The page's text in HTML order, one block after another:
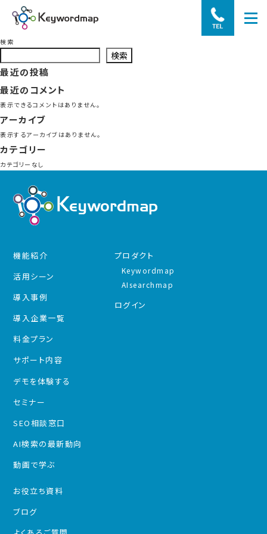
検索
検索
最近の投稿
最近のコメント
表示できるコメントはありません。
アーカイブ
表示するアーカイブはありません。
カテゴリー
カテゴリーなし
機能紹介
活用シーン
導入事例
導入企業一覧
料金プラン
サポート内容
デモを体験する
セミナー
SEO相談窓口
AI検索の最新動向
動画で学ぶ
プロダクト
Keywordmap
AIsearchmap
ログイン
お役立ち資料
ブログ